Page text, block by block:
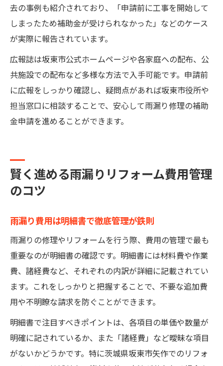
去の事例も紹介されており、「申請前に工事を開始して
しまったため補助金が受けられなかった」などのケース
が実際に報告されています。
広報誌は坂東市公式ホームページや各家庭への配布、公
共施設での配布など多様な方法で入手可能です。申請前
に広報をしっかり確認し、疑問点があれば坂東市役所や
担当窓口に相談することで、安心して雨漏り修理の補助
金申請を進めることができます。
賢く進める雨漏りリフォーム費用管理
のコツ
雨漏り費用は明細書で徹底管理が鉄則
雨漏りの修理やリフォームを行う際、費用の管理で最も
重要なのが明細書の確認です。明細書には材料費や作業
費、諸経費など、それぞれの内訳が詳細に記載されてい
ます。これをしっかりと把握することで、不要な追加費
用や不明瞭な請求を防ぐことができます。
明細書で注目すべきポイントは、各項目の単価や数量が
明確に記されているか、また「諸経費」など曖昧な項目
がないかどうかです。特に茨城県坂東市矢作でのリフォ